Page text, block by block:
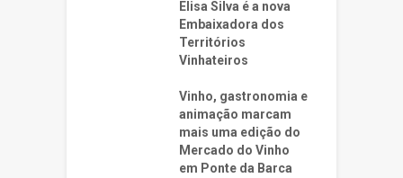
Elisa Silva é a nova
Embaixadora dos
Territórios
Vinhateiros
Vinho, gastronomia e
animação marcam
mais uma edição do
Mercado do Vinho
em Ponte da Barca